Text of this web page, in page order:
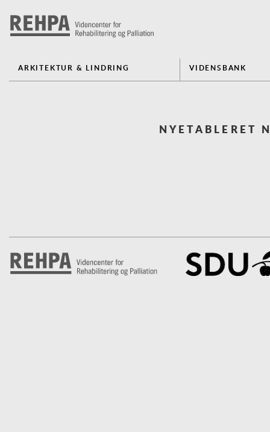
ARKITEKTUR & LINDRING VIDENSBANK
NYETABLERET